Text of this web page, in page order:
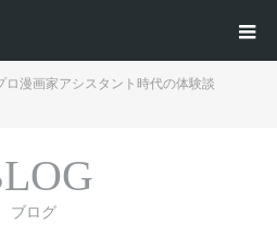
ロ漫画家アシスタント時代の体験談
ブログ